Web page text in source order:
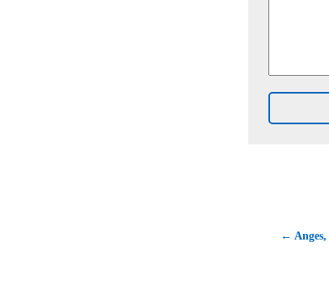
← Anges,